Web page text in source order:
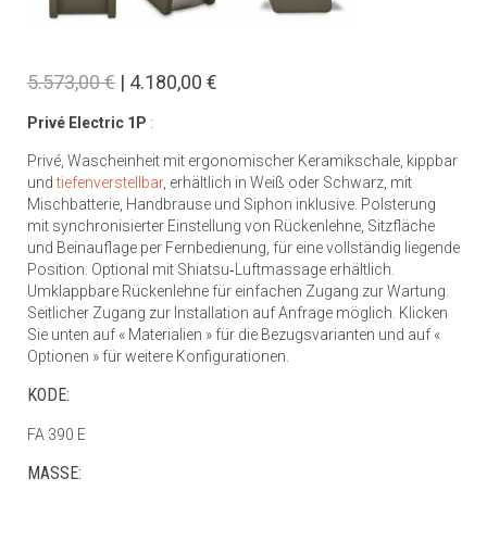
5.573,00 € | 4.180,00 €
Privé Electric 1P :
Privé, Wascheinheit mit ergonomischer Keramikschale, kippbar
undtiefenverstellbar, erhältlich in Weiß oder Schwarz, mit
Mischbatterie, Handbrause und Siphon inklusive. Polsterung
mit synchronisierter Einstellung von Rückenlehne, Sitzfläche
und Beinauflage per Fernbedienung, für eine vollständig liegende
Position. Optional mit Shiatsu‑Luftmassage erhältlich.
Umklappbare Rückenlehne für einfachen Zugang zur Wartung.
Seitlicher Zugang zur Installation auf Anfrage möglich. Klicken
Sie unten auf « Materialien » für die Bezugsvarianten und auf «
Optionen » für weitere Konfigurationen.
KODE:
FA 390 E
MASSE: